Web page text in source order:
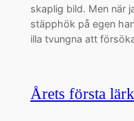
skaplig bild. Men när
stäpphök på egen
illa tvungna att
Årets första